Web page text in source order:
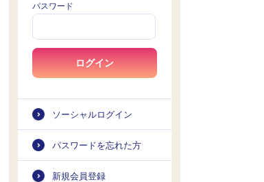
パスワード
ログイン
ソーシャルログイン
パスワードを忘れた方
新規会員登録